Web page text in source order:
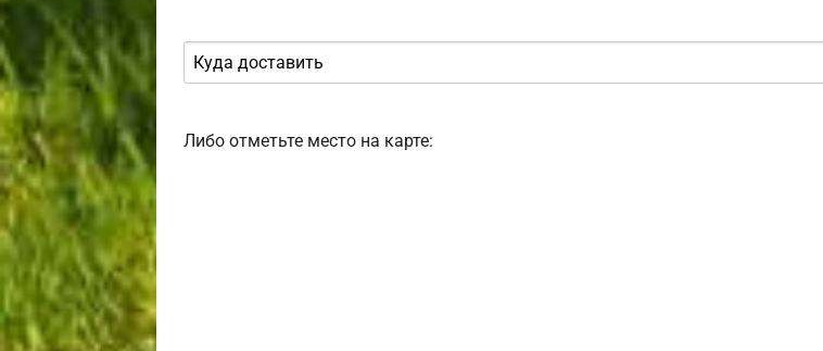
Либо отметьте место на карте: